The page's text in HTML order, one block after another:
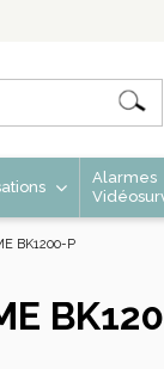
Alarmes
BK1200-P